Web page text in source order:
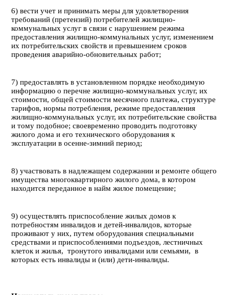
6) вести учет и принимать меры для удовлетворения
требований (претензий) потребителей жилищно-
коммунальных услуг в связи с нарушением режима
предоставления жилищно-коммунальных услуг, изменением
их потребительских свойств и превышением сроков
проведения аварийно-обновительных работ;
7) предоставлять в установленном порядке необходимую
информацию о перечне жилищно-коммунальных услуг, их
стоимости, общей стоимости месячного платежа, структуре
тарифов, нормы потребления, режиме предоставления
жилищно-коммунальных услуг, их потребительские свойства
и тому подобное; своевременно проводить подготовку
жилого дома и его технического оборудования к
эксплуатации в осенне-зимний период;
8) участвовать в надлежащем содержании и ремонте общего
имущества многоквартирного жилого дома, в котором
находится переданное в найм жилое помещение;
9) осуществлять приспособление жилых домов к
потребностям инвалидов и детей-инвалидов, которые
проживают у них, путем оборудования специальными
средствами и приспособлениями подъездов, лестничных
клеток и жилья, тронутого инвалидами или семьями, в
которых есть инвалиды и (или) дети-инвалиды.